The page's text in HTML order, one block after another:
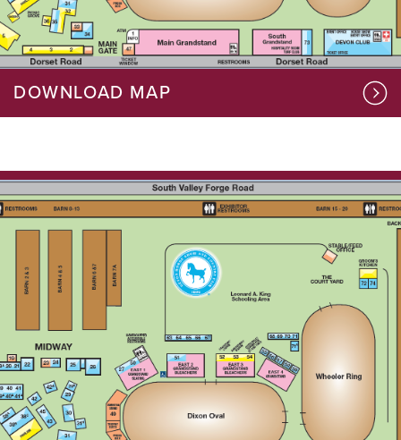
DOWNLOAD MAP